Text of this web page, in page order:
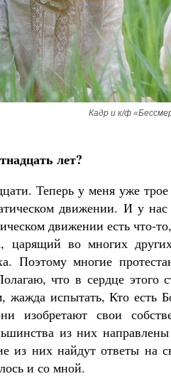
Кадр и к/ф
лет?
Теперь у меня уже
движении. И у
движении есть что-
царящий во многих
Поэтому многие
что в сердце
жажда испытать, Кто есть
изобретают свои
из них
из них найдут ответы на
и со мной.